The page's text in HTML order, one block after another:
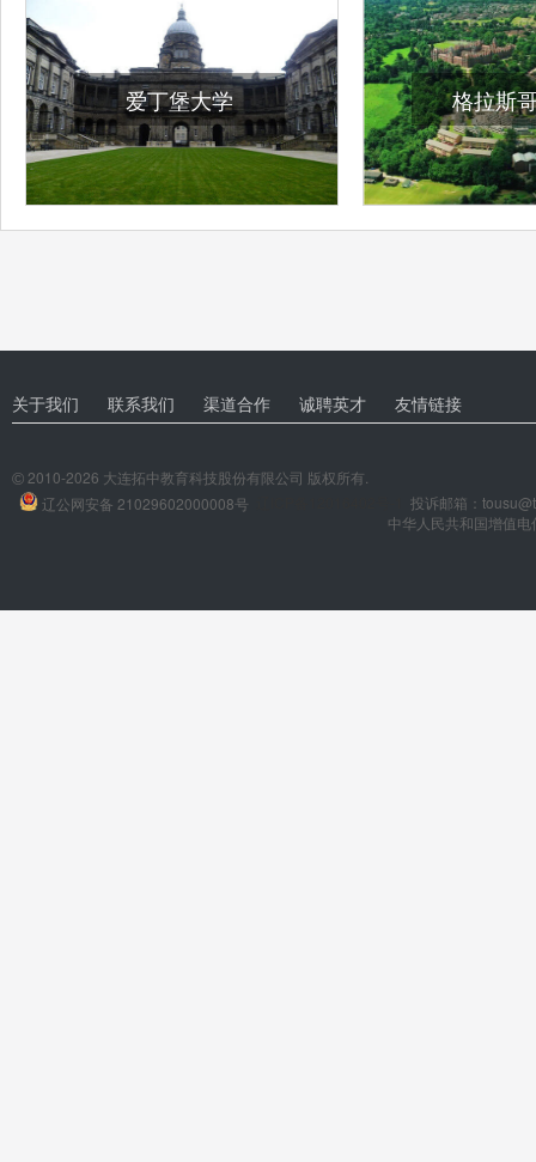
爱丁堡大学 格拉斯
关于我们 联系我们 渠道合作 诚聘英才 友情链接
© 2010-2026 大连拓中教育科技股份有限公司 版权所有.
辽公网安备 21029602000008号
投诉邮箱：
中华人民共和国增值